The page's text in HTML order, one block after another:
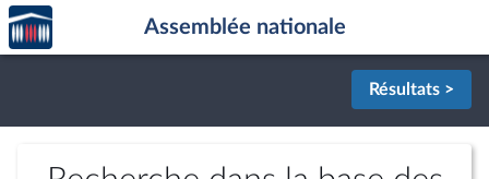
Aller au contenu
Aller en bas de la page
Accèder
à la
page
Assemblée nationale
Résultats >